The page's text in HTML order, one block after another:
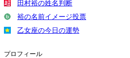
田村裕の姓名判断
裕の名前イメージ投票
乙女座の今日の運勢
プロフィール